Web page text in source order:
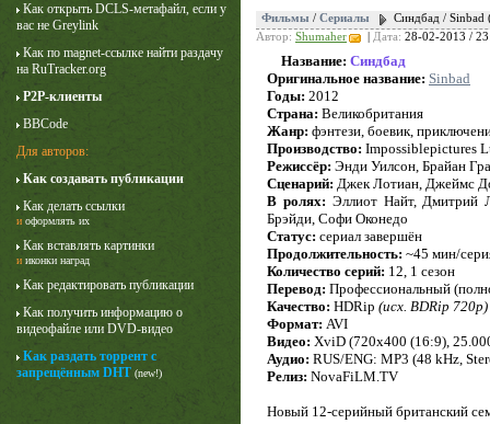
Как открыть DCLS-метафайл, если у
вас не Greylink
Как по magnet-ссылке найти раздачу
на RuTracker.org
P2P-клиенты
BBCode
Для авторов:
Как создавать публикации
Как делать ссылки
и оформлять их
Как вставлять картинки
и иконки наград
Как редактировать публикации
Как получить информацию о
видеофайле или DVD-видео
Как раздать торрент с
запрещённым DHT (new!)
Карточный домик
3 сезон
Фильмы / Сериалы
Синдбад / Sinbad
Автор: Shumaher Дата: 28-02-2013 /
Название: Синдбад
Оригинальное название: Sinbad
Годы: 2012
Страна: Великобритания
Жанр: фэнтези, боевик,
Производство: Impossiblepictures
Режиссёр: Энди Уилсон, Брайан
Сценарий: Джек Лотиан, Джеймс
В ролях: Эллиот Найт, Дмитрий
Брэйди, Софи Оконедо
Статус: сериал завершён
Продолжительность: ~45 мин/
Количество серий: 12, 1 сезон
Перевод: Профессиональный
Качество: HDRip (исх. BDRip 720p)
Формат: AVI
Видео: XviD (720x400 (16:9),
Аудио: RUS/ENG: MP3 (48 kHz,
Релиз: NovaFiLM.TV
Новый 12-серийный британский